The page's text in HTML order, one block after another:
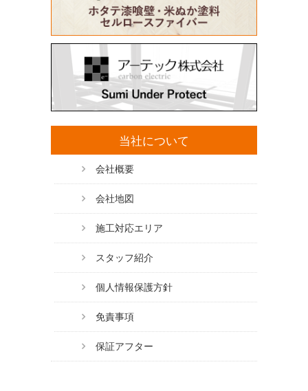
当社について
会社概要
会社地図
施工対応エリア
スタッフ紹介
個人情報保護方針
免責事項
保証アフター